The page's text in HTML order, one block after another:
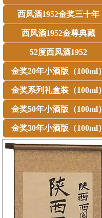
西凤酒1952金奖三十年
西凤酒1952金尊典藏
52度西凤酒1952
金奖20年小酒版（100ml）
金奖系列礼盒装（100ml）
金奖50年小酒版（100ml）
金奖30年小酒版（100ml）